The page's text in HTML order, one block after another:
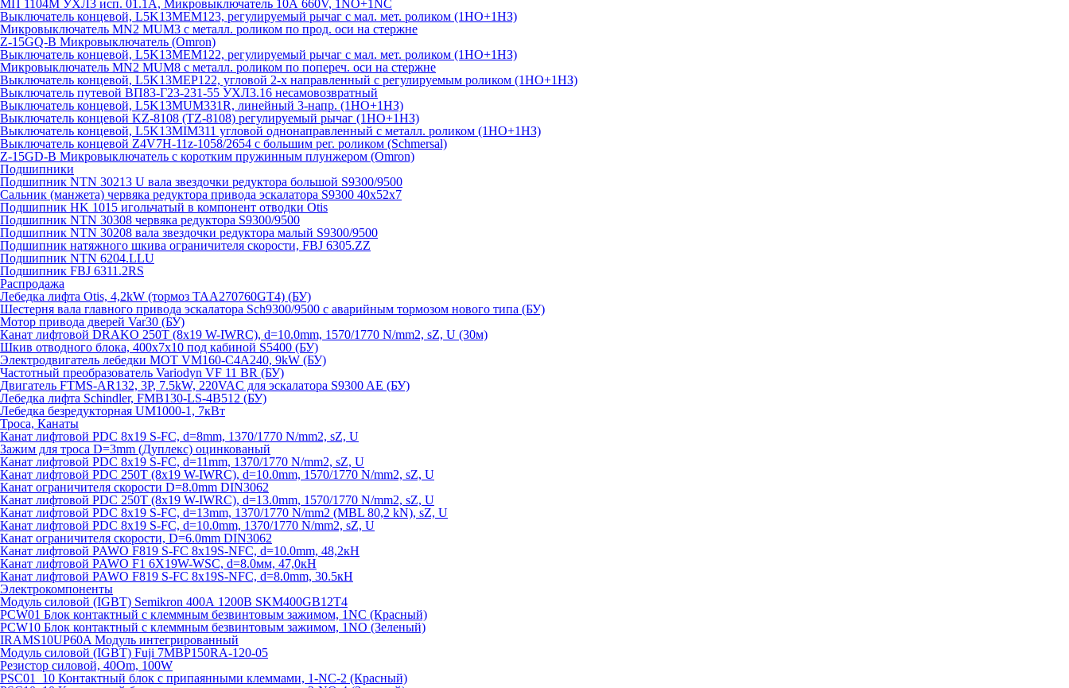
МП 1104М УХЛ3 исп. 01.1А, Микровыключатель 10А 660V, 1NO+1NC
Выключатель концевой, L5K13MEM123, регулируемый рычаг с мал. мет. роликом (1НО+1НЗ)
Микровыключатель MN2 MUM3 с металл. роликом по прод. оси на стержне
Z-15GQ-B Микровыключатель (Omron)
Выключатель концевой, L5K13MEM122, регулируемый рычаг с мал. мет. роликом (1НО+1НЗ)
Микровыключатель MN2 MUM8 с металл. роликом по попереч. оси на стержне
Выключатель концевой, L5K13MEP122, угловой 2-х направленный с регулируемым роликом (1НО+1НЗ)
Выключатель путевой ВП83-Г23-231-55 УХЛ3.16 несамовозвратный
Выключатель концевой, L5K13MUM331R, линейный 3-напр. (1НО+1НЗ)
Выключатель концевой KZ-8108 (TZ-8108) регулируемый рычаг (1НО+1НЗ)
Выключатель концевой, L5K13MIM311 угловой однонаправленный с металл. роликом (1НО+1НЗ)
Выключатель концевой Z4V7H-11z-1058/2654 с большим рег. роликом (Schmersal)
Z-15GD-B Микровыключатель с коротким пружинным плунжером (Omron)
Подшипники
Подшипник NTN 30213 U вала звездочки редуктора большой S9300/9500
Сальник (манжета) червяка редуктора привода эскалатора S9300 40х52х7
Подшипник HK 1015 игольчатый в компонент отводки Otis
Подшипник NTN 30308 червяка редуктора S9300/9500
Подшипник NTN 30208 вала звездочки редуктора малый S9300/9500
Подшипник натяжного шкива ограничителя скорости, FBJ 6305.ZZ
Подшипник NTN 6204.LLU
Подшипник FBJ 6311.2RS
Распродажа
Лебедка лифта Otis, 4,2kW (тормоз TAA270760GT4) (БУ)
Шестерня вала главного привода эскалатора Sch9300/9500 с аварийным тормозом нового типа (БУ)
Мотор привода дверей Var30 (БУ)
Канат лифтовой DRAKO 250T (8x19 W-IWRC), d=10.0mm, 1570/1770 N/mm2, sZ, U (30м)
Шкив отводного блока, 400х7х10 под кабиной S5400 (БУ)
Электродвигатель лебедки MOT VM160-C4A240, 9kW (БУ)
Частотный преобразователь Variodyn VF 11 BR (БУ)
Двигатель FTMS-AR132, 3P, 7.5kW, 220VAC для эскалатора S9300 AE (БУ)
Лебедка лифта Schindler, FMB130-LS-4B512 (БУ)
Лебедка безредукторная UM1000-1, 7кВт
Троса, Канаты
Канат лифтовой PDC 8x19 S-FC, d=8mm, 1370/1770 N/mm2, sZ, U
Зажим для троса D=3mm (Дуплекс) оцинкованый
Канат лифтовой PDC 8x19 S-FC, d=11mm, 1370/1770 N/mm2, sZ, U
Канат лифтовой PDC 250T (8x19 W-IWRC), d=10.0mm, 1570/1770 N/mm2, sZ, U
Канат ограничителя скорости D=8.0mm DIN3062
Канат лифтовой PDC 250T (8x19 W-IWRC), d=13.0mm, 1570/1770 N/mm2, sZ, U
Канат лифтовой PDC 8х19 S-FC, d=13mm, 1370/1770 N/mm2 (MBL 80,2 kN), sZ, U
Канат лифтовой PDC 8x19 S-FC, d=10.0mm, 1370/1770 N/mm2, sZ, U
Канат ограничителя скорости, D=6.0mm DIN3062
Канат лифтовой PAWO F819 S-FC 8х19S-NFC, d=10.0mm, 48,2кН
Канат лифтовой PAWO F1 6X19W-WSC, d=8.0мм, 47,0кН
Канат лифтовой PAWO F819 S-FC 8х19S-NFC, d=8.0mm, 30.5кН
Электрокомпоненты
Модуль силовой (IGBT) Semikron 400А 1200В SKM400GB12T4
PCW01 Блок контактный с клеммным безвинтовым зажимом, 1NC (Красный)
PCW10 Блок контактный с клеммным безвинтовым зажимом, 1NO (Зеленый)
IRAMS10UP60A Модуль интегрированный
Модуль силовой (IGBT) Fuji 7MBP150RA-120-05
Резистор силовой, 40Om, 100W
PSC01_10 Контактный блок с припаянными клеммами, 1-NC-2 (Красный)